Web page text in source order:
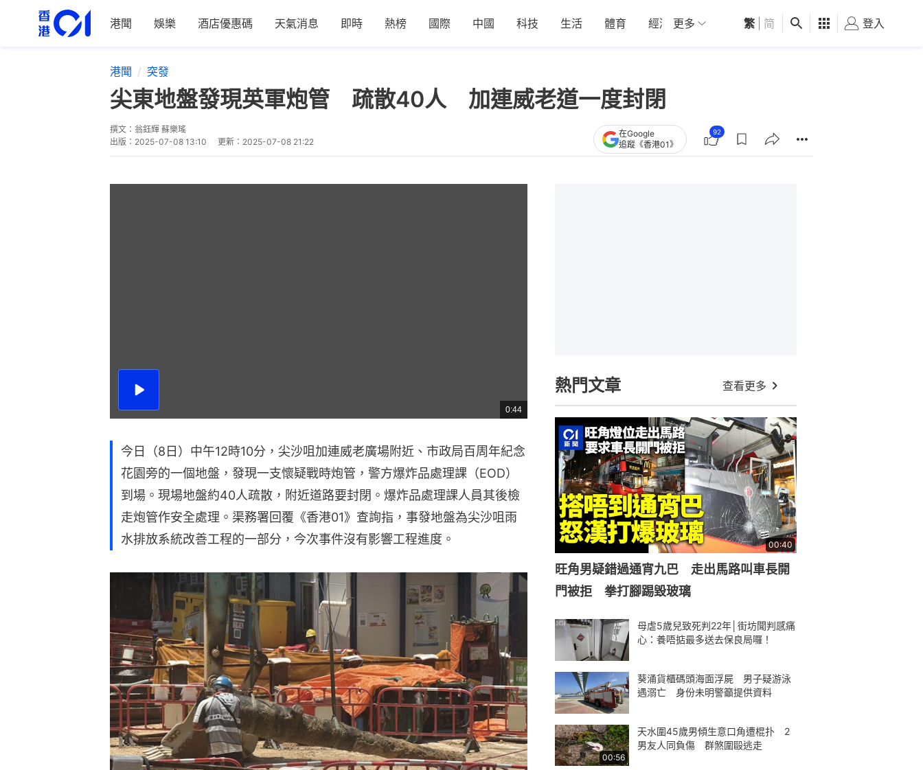
港聞 娛樂 酒店優惠碼 天氣消息 即時 熱榜 國際 中國 科技 生活 體育 經濟 01深圳 觀點 健康 好食玩飛
更多 繁 简 登入
港聞 突發
尖東地盤發現英軍炮管 疏散40人 加連威老道一度封閉
撰文： 翁鈺輝 蘇樂瑤
出版： 2025-07-08 13:10 更新： 2025-07-08 21:22
在Google
追蹤《香港01》
92
播
總
共
0:44
今日（8日）中午12時10分，尖沙咀加連威老廣場附近、市政局百周年紀念
花園旁的一個地盤，發現一支懷疑戰時炮管，警方爆炸品處理課（EOD）
到場。現場地盤約40人疏散，附近道路要封閉。爆炸品處理課人員其後檢
走炮管作安全處理。渠務署回覆《香港01》查詢指，事發地盤為尖沙咀雨
水排放系統改善工程的一部分，今次事件沒有影響工程進度。
熱門文章 查看更多
00:40
旺角男疑錯過通宵九巴 走出馬路叫車長開
門被拒 拳打腳踢毀玻璃
母虐5歲兒致死判22年│街坊聞判感痛
心：養唔掂最多送去保良局囉！
葵涌貨櫃碼頭海面浮屍 男子疑游泳
遇溺亡 身份未明警籲提供資料
00:56
天水圍45歲男傾生意口角遭棍扑 2
男友人同負傷 群煞圍毆逃走